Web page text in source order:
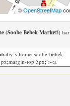
©OpenStreetMap
(Soobe Bebek Marketi)